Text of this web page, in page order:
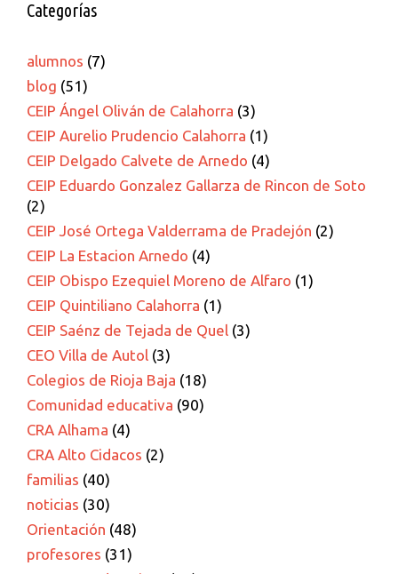
Categorías
alumnos (7)
blog (51)
CEIP Ángel Oliván de Calahorra (3)
CEIP Aurelio Prudencio Calahorra (1)
CEIP Delgado Calvete de Arnedo (4)
CEIP Eduardo Gonzalez Gallarza de Rincon de Soto
(2)
CEIP José Ortega Valderrama de Pradejón (2)
CEIP La Estacion Arnedo (4)
CEIP Obispo Ezequiel Moreno de Alfaro (1)
CEIP Quintiliano Calahorra (1)
CEIP Saénz de Tejada de Quel (3)
CEO Villa de Autol (3)
Colegios de Rioja Baja (18)
Comunidad educativa (90)
CRA Alhama (4)
CRA Alto Cidacos (2)
familias (40)
noticias (30)
Orientación (48)
profesores (31)